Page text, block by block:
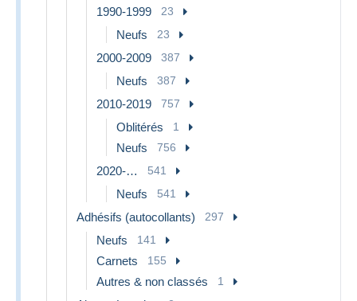
1990-1999 23
Neufs 23
2000-2009 387
Neufs 387
2010-2019 757
Oblitérés 1
Neufs 756
2020-… 541
Neufs 541
Adhésifs (autocollants) 297
Neufs 141
Carnets 155
Autres & non classés 1